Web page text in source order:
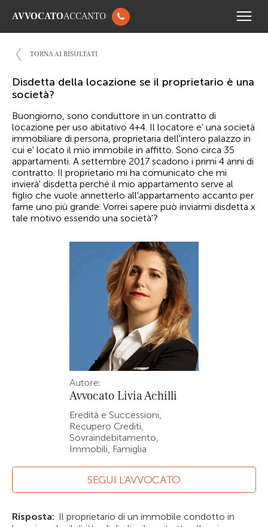
AVVOCATOACCANTO
TORNA AI RISULTATI
Disdetta della locazione se il proprietario è una
società?
Buongiorno, sono conduttore in un contratto di
locazione per uso abitativo 4+4. Il locatore e' una società
immobiliare di persona, proprietaria dell'intero palazzo in
cui e' locato il mio immobile in affitto. Sono circa 35
appartamenti. A settembre 2017 scadono i primi 4 anni di
contratto. Il proprietario mi ha comunicato che mi
invierà' disdetta perché il mio appartamento serve al
figlio che vuole annetterlo all'appartamento accanto per
farne uno più grande. Vorrei sapere può inviarmi disdetta x
tale motivo essendo una società'?
Autore:
Avvocato Livia Achilli
Eredità e Successioni,
Recupero Crediti,
Sovraindebitamento,
Immobili, Famiglia
SEGUI L’AVVOCATO
Risposta: Il proprietario di un immobile condotto in